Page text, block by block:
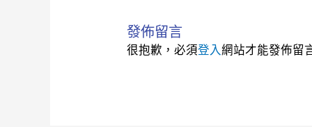
發佈留言
很抱歉，必須登入網站才能發佈留